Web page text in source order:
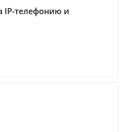
IP-телефонию и